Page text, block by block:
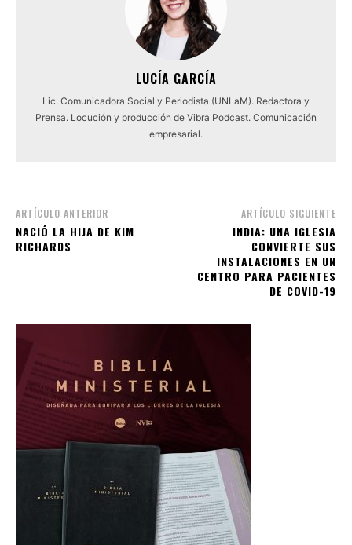
LUCÍA GARCÍA
Lic. Comunicadora Social y Periodista (UNLaM). Redactora y
Prensa. Locución y producción de Vibra Podcast. Comunicación
empresarial.
ARTÍCULO ANTERIOR
NACIÓ LA HIJA DE KIM
RICHARDS
ARTÍCULO SIGUIENTE
INDIA: UNA IGLESIA
CONVIERTE SUS
INSTALACIONES EN UN
CENTRO PARA PACIENTES
DE COVID-19